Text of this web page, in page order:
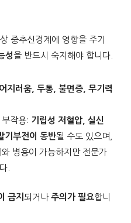
중추신경계에 영향을 주기
성을 반드시 숙지해야 합니다.
지러움, 두통, 불면증, 무기력
작용: 기립성 저혈압, 실신
기부전이 동반될 수도 있으며,
병용이 가능하지만 전문가
.
금지 되거나 주의가 필요합니